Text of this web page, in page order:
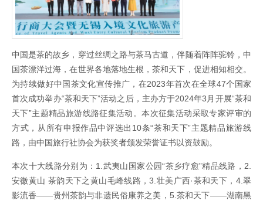
中国是茶的故乡，穿过丝绸之路与茶马古道，伴随着阵阵驼铃，中
国茶漂洋过海，在世界各地落地生根，茶和天下，促进相知相交。
为持续做好中国茶文化宣传推广，在2023年首次在全球47个国家
首次成功举办“茶和天下”活动之后，主办方于2024年3月开展“茶和
天下”主题精品旅游线路征集活动。本次征集活动采取专家评审的
方式，从所有申报作品中评选出10条“茶和天下”主题精品旅游线
路，由中国旅行社协会为获奖者颁发荣誉证书以资鼓励。
本次十大线路分别为：1.武夷山国家公园“茶乡疗愈”精品线路，2.
安徽黄山 茶韵天下之黄山毛峰线路，3.壮美广西·茶和天下，4.翠
影流香——贵州茶韵与非遗民俗康养之美，5.茶和天下——湖南黑